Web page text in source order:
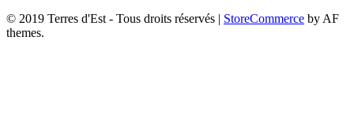
© 2019 Terres d'Est - Tous droits réservés
StoreCommerce by AF
themes.